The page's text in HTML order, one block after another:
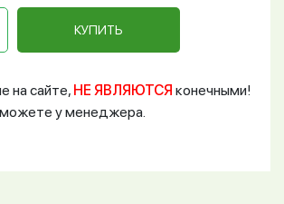
КУПИТЬ
на сайте, НЕ ЯВЛЯЮТСЯ конечными!
у менеджера.